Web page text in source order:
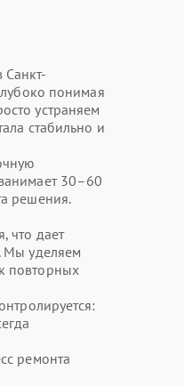
понимая
устраняем
стабильно и
30–60
решения.
что дает
Мы уделяем
повторных
ремонта